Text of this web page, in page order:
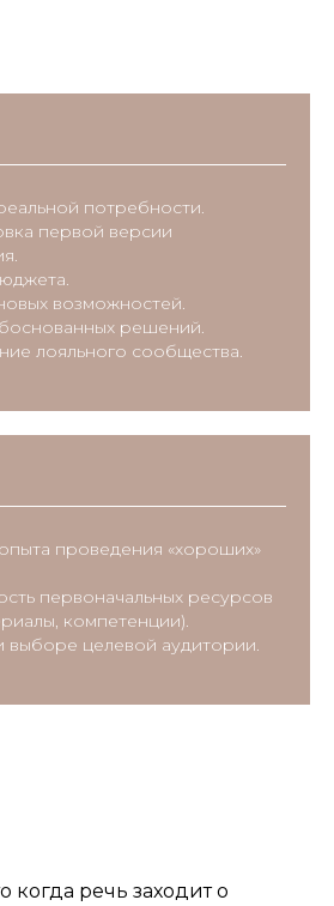
потребности.
первой версии
возможностей.
решений.
лояльного сообщества.
проведения «хороших»
первоначальных ресурсов
компетенции).
целевой аудитории.
когда речь заходит о